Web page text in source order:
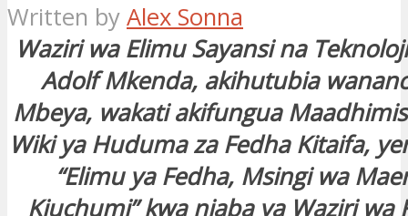
Written by Alex Sonna
Waziri wa Elimu Sayansi na
Adolf Mkenda, akihutubia
Mbeya, wakati akifungua
Wiki ya Huduma za Fedha Kitaifa,
“Elimu ya Fedha, Msingi wa
Kiuchumi” kwa niaba ya Waziri wa